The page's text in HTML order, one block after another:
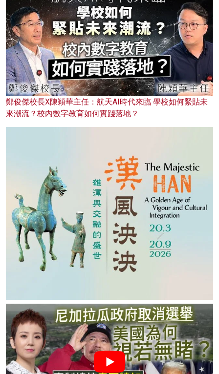
鄭俊傑校長X陳穎華主任：航天AI時代來臨 學校如何緊貼未
來潮流？校內數字教育如何實踐落地？